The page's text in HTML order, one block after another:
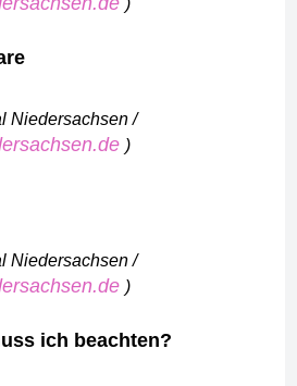
)
Niedersachsen /
)
Niedersachsen /
)
ich beachten?